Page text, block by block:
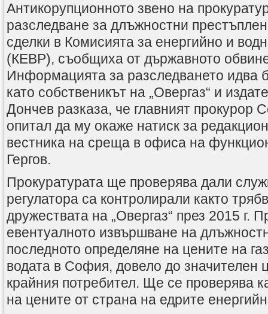
Антикорупционното звено на
разследване за длъжностни
сделки в Комисията за енергийно и
(КЕВР), съобщиха от държавното
Информацията за разследването идва
като собственикът на „Овергаз“ и
Дончев разказа, че главният прокурор
опитал да му окаже натиск за
вестника на среща в офиса на
Гергов.
Прокуратурата ще проверява дали
регулатора са контролирали както
дружествата на „Овергаз“ през 2015 г.
евентуалното извършване на
последното определяне на цените на
водата в София, довело до значителен
крайния потребител. Ще се проверява
на цените от страна на едрите